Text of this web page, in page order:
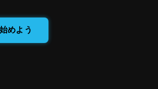
始めよう